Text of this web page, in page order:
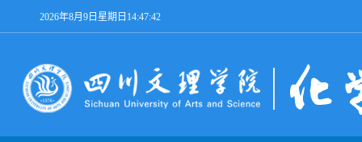
2026年8月9日星期日14:47:42